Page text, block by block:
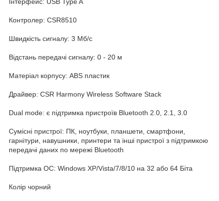
Контролер: CSR8510
Швидкість сигналу: 3 Мб/с
Відстань передачі сигналу: 0 - 20 м
Матеріал корпусу: ABS пластик
Драйвер: CSR Harmony Wireless Software Stack
Dual mode: є підтримка пристроїв Bluetooth 2.0, 2.1, 3.0
Сумісні пристрої: ПК, ноутбуки, планшети, смартфони,
гарнітури, навушники, принтери та інші пристрої з підтримкою
передачі даних по мережі Bluetooth
Підтримка ОС: Windows XP/Vista/7/8/10 на 32 або 64 Біта
Колір чорний